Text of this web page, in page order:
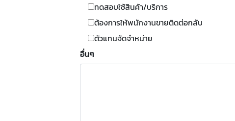
ทดสอบใช้สินค้า/บริการ
ต้องการให้พนักงานขายติดต่อกลับ
ตัวแทนจัดจำหน่าย
อื่นๆ